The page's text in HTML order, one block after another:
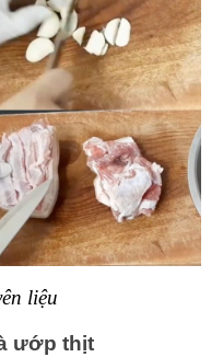
liệu
ướp thịt